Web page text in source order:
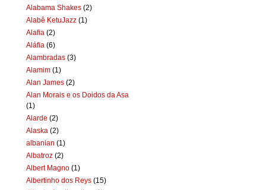
Alabama Shakes (2)
Alabê KetuJazz (1)
Alafia (2)
Aláfia (6)
Alambradas (3)
Alamim (1)
Alan James (2)
Alan Morais e os Doidos da Asa
(1)
Alarde (2)
Alaska (2)
albanian (1)
Albatroz (2)
Albert Magno (1)
Albertinho dos Reys (15)